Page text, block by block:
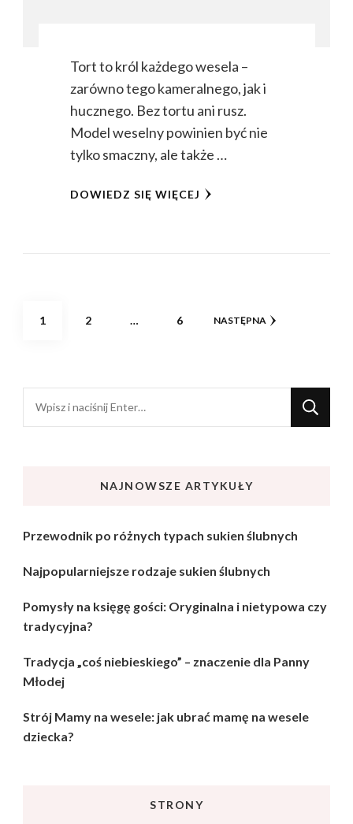
Tort to król każdego wesela –
zarówno tego kameralnego, jak i
hucznego. Bez tortu ani rusz.
Model weselny powinien być nie
tylko smaczny, ale także …
DOWIEDZ SIĘ WIĘCEJ
Nawigacja
STRONA
1 STRONA
2 … STRONA
6 NASTĘPNA
czegoś?
NAJNOWSZE ARTYKUŁY
Przewodnik po różnych typach sukien ślubnych
Najpopularniejsze rodzaje sukien ślubnych
Pomysły na księgę gości: Oryginalna i nietypowa czy
tradycyjna?
Tradycja „coś niebieskiego” – znaczenie dla Panny
Młodej
Strój Mamy na wesele: jak ubrać mamę na wesele
dziecka?
STRONY